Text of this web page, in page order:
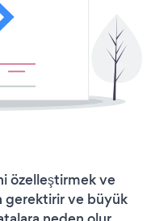
özelleştirmek ve
gerektirir ve büyük